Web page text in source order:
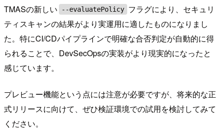
TMASの新しい --evaluatePolicy フラグにより、セキュリ
ティスキャンの結果がより実運用に適したものになりまし
た。特にCI/CDパイプラインで明確な合否判定が自動的に得
られることで、DevSecOpsの実装がより現実的になったと
感じています。
プレビュー機能という点には注意が必要ですが、将来的な正
式リリースに向けて、ぜひ検証環境での試用を検討してみて
ください。